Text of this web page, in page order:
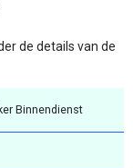
de details van de
Binnendienst